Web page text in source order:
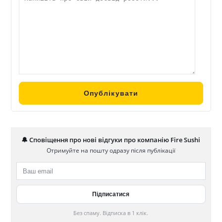
🔔 Сповіщення про нові відгуки про компанію Fire Sushi
Отримуйте на пошту одразу після публікації
Без спаму. Відписка в 1 клік.